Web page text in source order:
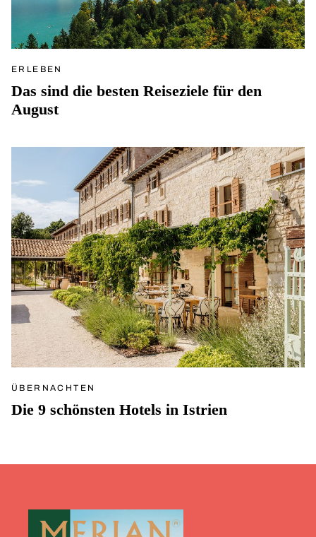
ERLEBEN
Das sind die besten Reiseziele für den
August
ÜBERNACHTEN
Die 9 schönsten Hotels in Istrien